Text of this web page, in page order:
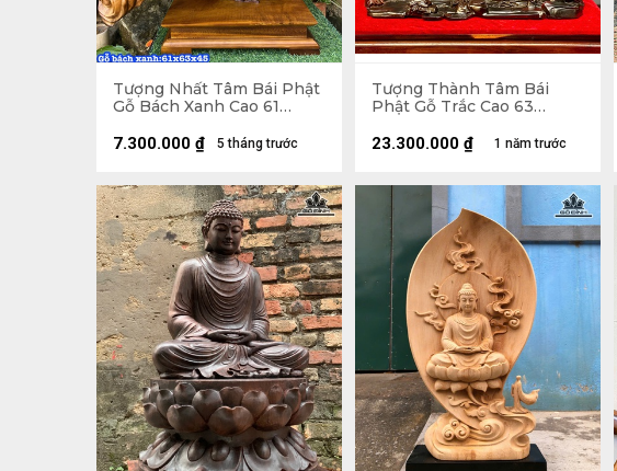
Tượng Nhất Tâm Bái Phật
Gỗ Bách Xanh Cao 61
5 tháng trước
7.300.000 ₫
Tượng Thành Tâm Bái
Phật Gỗ Trắc Cao 63
1 năm trước
23.300.000 ₫